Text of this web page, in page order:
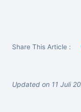
Share This Article :
Updated on 11 Juli